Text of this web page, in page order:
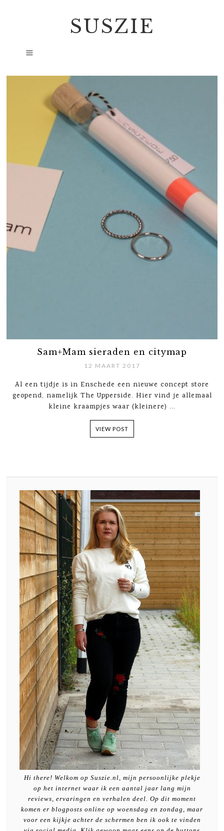
SUSZIE
Sam+Mam sieraden en citymap
12 MAART 2017
Al een tijdje is in Enschede een nieuwe concept store
geopend, namelijk The Upperside. Hier vind je allemaal
kleine kraampjes waar (kleinere) ...
VIEW POST
Hi there! Welkom op Suszie.nl, mijn persoonlijke plekje
op het internet waar ik een aantal jaar lang mijn
reviews, ervaringen en verhalen deel. Op dit moment
komen er blogposts online op woensdag en zondag, maar
voor een kijkje achter de schermen ben ik ook te vinden